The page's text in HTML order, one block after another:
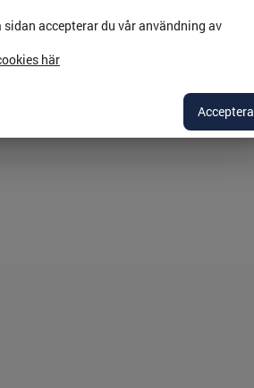
sidan accepterar du vår användning av
här
Acceptera